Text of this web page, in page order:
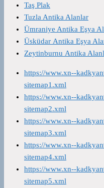
Taş Plak
Tuzla Antika Alanlar
Ümraniye Antika Eşya
Üsküdar Antika Eşya
Zeytinburnu Antika
https://www.xn--
sitemap1.xml
https://www.xn--
sitemap2.xml
https://www.xn--
sitemap3.xml
https://www.xn--
sitemap4.xml
https://www.xn--
sitemap5.xml